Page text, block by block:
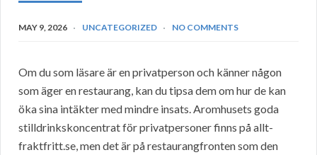
MAY 9, 2026 UNCATEGORIZED NO COMMENTS
Om du som läsare är en privatperson och känner någon
som äger en restaurang, kan du tipsa dem om hur de kan
öka sina intäkter med mindre insats. Aromhusets goda
stilldrinkskoncentrat för privatpersoner finns på allt-
fraktfritt.se, men det är på restaurangfronten som den